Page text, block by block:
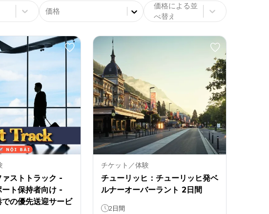
価格
価格による並
べ替え
ストトラック -
ト保持者向け -
での優先送迎サービ
チケット／体験
チューリッヒ：チューリッヒ発ベ
ルナーオーバーラント 2日間
2日間